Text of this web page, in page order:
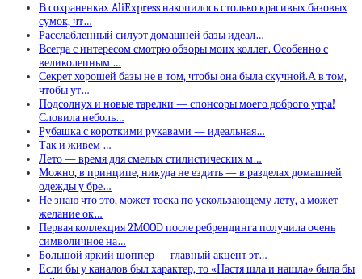
В сохраненках AliExpress накопилось столько красивых базовых
сумок, чт…
Расслабленный силуэт домашней базы идеал…
Всегда с интересом смотрю обзоры моих коллег. Особенно с
великолепным …
Секрет хорошей базы не в том, чтобы она была скучной.А в том,
чтобы ут…
Подсолнух и новые тарелки — спонсоры моего доброго утра!
Словила неболь…
Рубашка с короткими рукавами — идеальная…
Так и живем …
Лето — время для смелых стилистических м…
Можно, в принципе, никуда не ездить — в разделах домашней
одежды у бре…
Не знаю что это, может тоска по ускользающему лету, а может
желание ок…
Первая коллекция 2MOOD после ребрендинга получила очень
символичное на…
Большой яркий шоппер — главный акцент эт…
Если бы у каналов был характер, то «Настя шла и нашла» была бы